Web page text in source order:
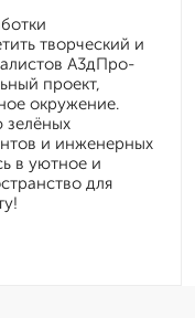
творческий и
А3дПро-
проект,
окружение.
зелёных
и инженерных
в уютное и
для